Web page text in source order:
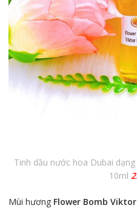
Tinh dầu nước hoa Dubai
10ml
Mùi hương Flower Bomb